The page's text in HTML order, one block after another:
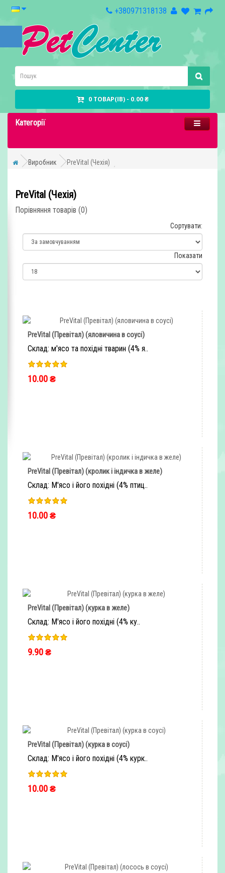
+380971318138
0 ТОВАР(ІВ) - 0.00 ₴
Категорії
Виробник PreVital (Чехія)
PreVital (Чехія)
Порівняння товарів (0)
Сортувати:
Показати
PreVital (Превітал) (яловичина в соусі)
Склад: м'ясо та похідні тварин (4% я..
10.00 ₴
PreVital (Превітал) (кролик і індичка в желе)
Склад: М'ясо і його похідні (4% птиц..
10.00 ₴
PreVital (Превітал) (курка в желе)
Склад: М'ясо і його похідні (4% ку..
9.90 ₴
PreVital (Превітал) (курка в соусі)
Склад: М'ясо і його похідні (4% курк..
10.00 ₴